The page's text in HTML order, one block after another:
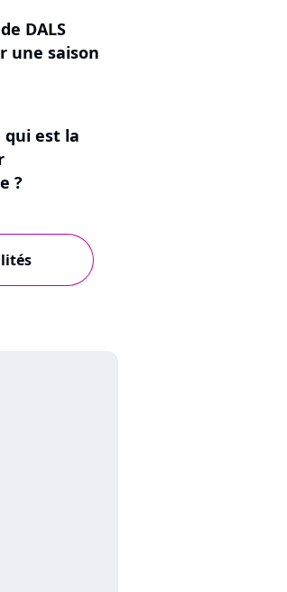
DALS
une saison
qui est la
?